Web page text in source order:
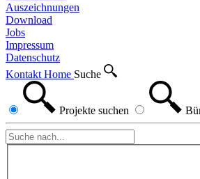
Auszeichnungen
Download
Jobs
Impressum
Datenschutz
Kontakt Home Suche
Projekte suchen